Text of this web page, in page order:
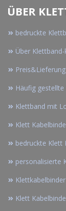
ÜBER
bedruckte
Über
Preis&Lieferung
Häufig gestellte
Klettband mit
Klett
bedruckte Klett
personalisierte
Klett